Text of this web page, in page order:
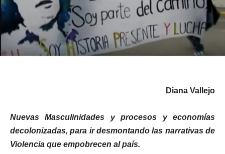
Diana Vallejo
Nuevas Masculinidades y procesos y economías
decolonizadas, para ir desmontando las narrativas de
Violencia que empobrecen al país.